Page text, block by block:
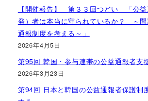
【開催報告】 第３３回つどい 「公益
発）者は本当に守られているか？ ～問
通報制度を考える～」
2026年4月5日
第95回 韓国・参与連帯の公益通報者支
2026年3月23日
第94回 日本と韓国の公益通報者保護制